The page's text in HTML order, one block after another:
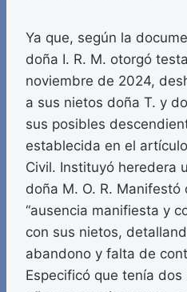
Ya que, según la
doña I. R. M. otorgó
noviembre de 2024,
a sus nietos doña T. y
sus posibles
establecida en el
Civil. Instituyó heredera
doña M. O. R. Manifestó
“ausencia manifiesta y
con sus nietos,
abandono y falta de
Especificó que tenía